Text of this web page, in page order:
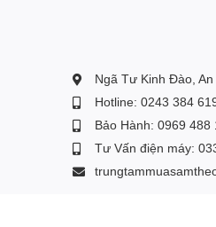
Ngã Tư Kinh Đào,
Hotline: 0243 384
Bảo Hành: 0969 488
Tư Vấn điện máy: